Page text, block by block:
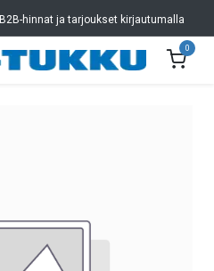
B2B-hinnat ja tarjoukset kirjautumalla
0